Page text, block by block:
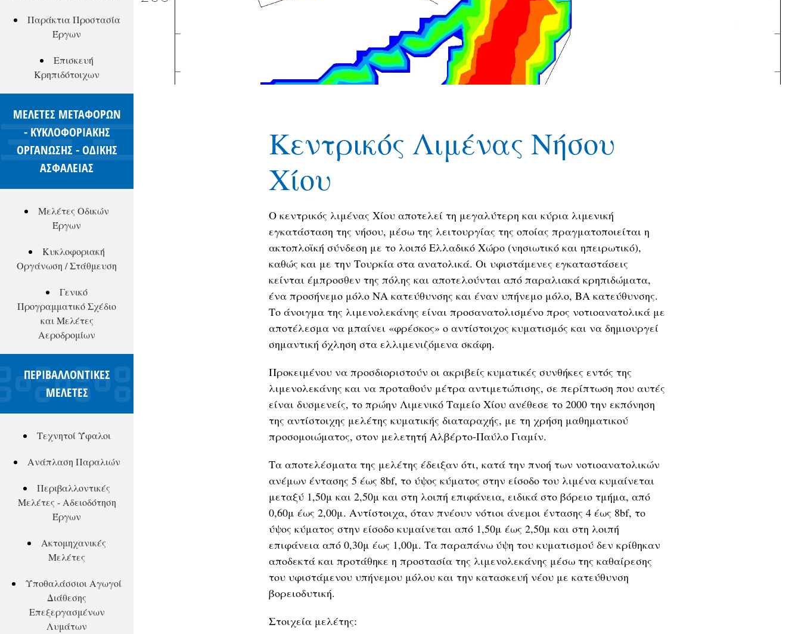
Παράκτια Προστασία
Έργων
Επισκευή
Κρηπιδότοιχων
ΜΕΛΕΤΕΣ ΜΕΤΑΦΟΡΩΝ
- ΚΥΚΛΟΦΟΡΙΑΚΗΣ
ΟΡΓΑΝΩΣΗΣ - ΟΔΙΚΗΣ
ΑΣΦΑΛΕΙΑΣ
Μελέτες Οδικών
Έργων
Κυκλοφοριακή
Οργάνωση / Στάθμευση
Γενικό
Προγραμματικό Σχέδιο
και Μελέτες
Αεροδρομίων
ΠΕΡΙΒΑΛΛΟΝΤΙΚΕΣ
ΜΕΛΕΤΕΣ
Τεχνητοί Ύφαλοι
Ανάπλαση Παραλιών
Περιβαλλοντικές
Μελέτες - Αδειοδότηση
Έργων
Ακτομηχανικές
Μελέτες
Υποθαλάσσιοι Αγωγοί
Διάθεσης
Επεξεργασμένων
Λυμάτων
Κεντρικός Λιμένας Νήσου
Χίου
Ο κεντρικός λιμένας Χίου αποτελεί τη μεγαλύτερη και κύρια λιμενική
εγκατάσταση της νήσου, μέσω της λειτουργίας της οποίας πραγματοποιείται η
ακτοπλοϊκή σύνδεση με το λοιπό Ελλαδικό Χώρο (νησιωτικό και ηπειρωτικό),
καθώς και με την Τουρκία στα ανατολικά. Οι υφιστάμενες εγκαταστάσεις
κείνται έμπροσθεν της πόλης και αποτελούνται από παραλιακά κρηπιδώματα,
ένα προσήνεμο μόλο ΝΑ κατεύθυνσης και έναν υπήνεμο μόλο, ΒΑ κατεύθυνσης.
Το άνοιγμα της λιμενολεκάνης είναι προσανατολισμένο προς νοτιοανατολικά με
αποτέλεσμα να μπαίνει «φρέσκος» ο αντίστοιχος κυματισμός και να δημιουργεί
σημαντική όχληση στα ελλιμενιζόμενα σκάφη.
Προκειμένου να προσδιοριστούν οι ακριβείς κυματικές συνθήκες εντός της
λιμενολεκάνης και να προταθούν μέτρα αντιμετώπισης, σε περίπτωση που αυτές
είναι δυσμενείς, το πρώην Λιμενικό Ταμείο Χίου ανέθεσε το 2000 την εκπόνηση
της αντίστοιχης μελέτης κυματικής διαταραχής, με τη χρήση μαθηματικού
προσομοιώματος, στον μελετητή Αλβέρτο-Παύλο Γιαμίν.
Τα αποτελέσματα της μελέτης έδειξαν ότι, κατά την πνοή των νοτιοανατολικών
ανέμων έντασης 5 έως 8bf, το ύψος κύματος στην είσοδο του λιμένα κυμαίνεται
μεταξύ 1,50μ και 2,50μ και στη λοιπή επιφάνεια, ειδικά στο βόρειο τμήμα, από
0,60μ έως 2,00μ. Αντίστοιχα, όταν πνέουν νότιοι άνεμοι έντασης 4 έως 8bf, το
ύψος κύματος στην είσοδο κυμαίνεται από 1,50μ έως 2,50μ και στη λοιπή
επιφάνεια από 0,30μ έως 1,00μ. Τα παραπάνω ύψη του κυματισμού δεν κρίθηκαν
αποδεκτά και προτάθηκε η προστασία της λιμενολεκάνης μέσω της καθαίρεσης
του υφιστάμενου υπήνεμου μόλου και την κατασκευή νέου με κατεύθυνση
βορειοδυτική.
Στοιχεία μελέτης: